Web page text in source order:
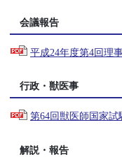
会議報告
平成24年度第4回理
行政・獣医事
第64回獣医師国家試
解説・報告